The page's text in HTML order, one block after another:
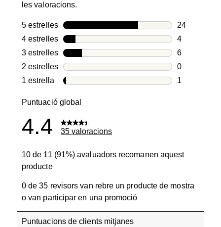
les valoracions.
5 estrellesestrelles
24
24
4 estrellesestrelles
4
4
3 estrellesestrelles
6
6
2 estrellesestrelles
0
0
1 estrellaestrelles
1
Puntuació global
4.4 35 valoracions
10 de 11 (91%) avaluadors recomanen aquest
producte
0 de 35 revisors van rebre un producte de mostra
o van participar en una promoció
Puntuacions de clients mitjanes